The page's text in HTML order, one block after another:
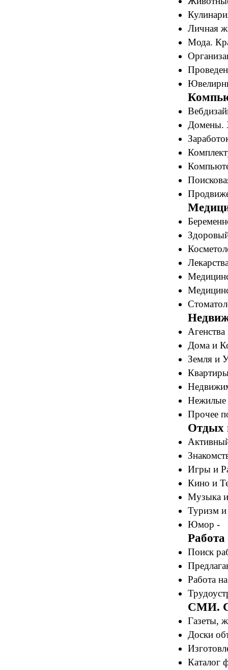
Личная
Мода.
Домены.
Дома и
Земля и
Нежилые
Прочее
Отдых
Игры и
Кино и
Музыка
Туризм
Юмор -
Поиск
Работа
СМИ.
Газеты,
Доски
Каталог